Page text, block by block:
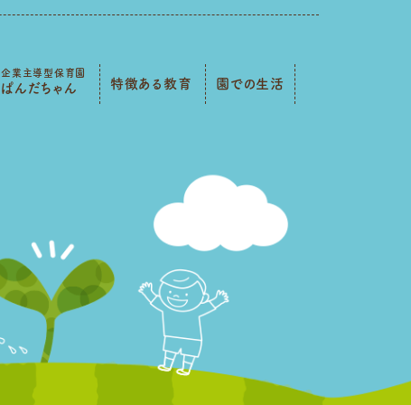
企業主導型保育園
ぱんだちゃん 特徴ある教育 園での生活